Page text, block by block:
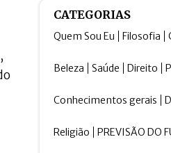
CATEGORIAS
Quem Sou Eu Filosofia
Beleza Saúde Direito
Conhecimentos gerais
Religião PREVISÃO DO